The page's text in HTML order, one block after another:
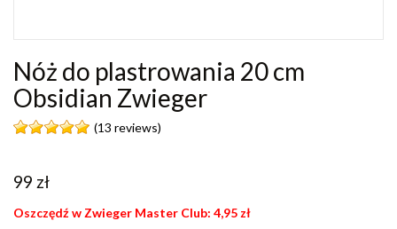
Nóż do plastrowania 20 cm
Obsidian Zwieger
(13 reviews)
99 zł
Oszczędź w Zwieger Master Club: 4,95 zł